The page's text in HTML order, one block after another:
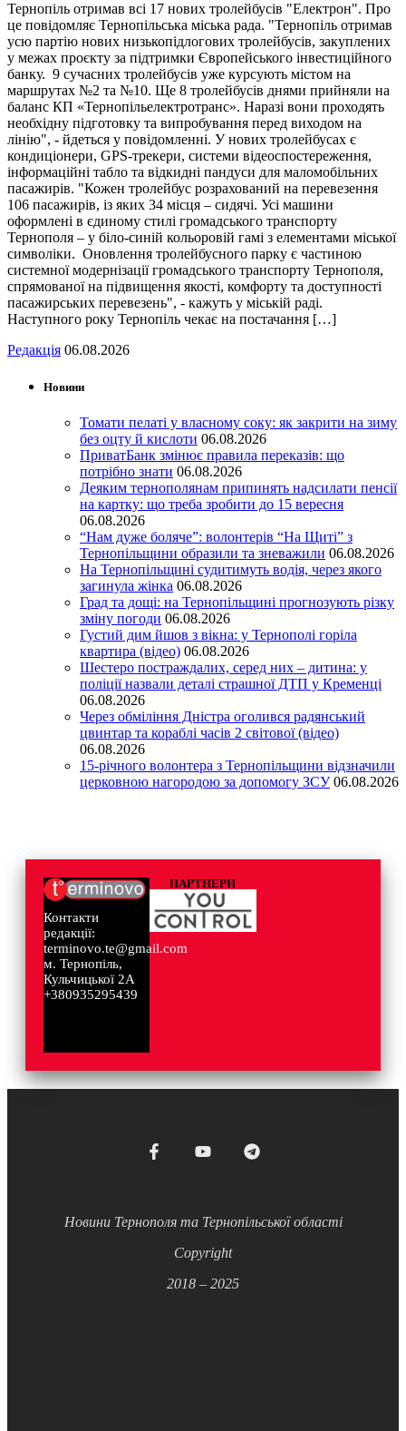
Тернопіль отримав всі 17 нових тролейбусів "Електрон". Про
це повідомляє Тернопільська міська рада. "Тернопіль отримав
усю партію нових низькопідлогових тролейбусів, закуплених
у межах проєкту за підтримки Європейського інвестиційного
банку. 9 сучасних тролейбусів уже курсують містом на
маршрутах №2 та №10. Ще 8 тролейбусів днями прийняли на
баланс КП «Тернопільелектротранс». Наразі вони проходять
необхідну підготовку та випробування перед виходом на
лінію", - йдеться у повідомленні. У нових тролейбусах є
кондиціонери, GPS-трекери, системи відеоспостереження,
інформаційні табло та відкидні пандуси для маломобільних
пасажирів. "Кожен тролейбус розрахований на перевезення
106 пасажирів, із яких 34 місця – сидячі. Усі машини
оформлені в єдиному стилі громадського транспорту
Тернополя – у біло-синій кольоровій гамі з елементами міської
символіки. Оновлення тролейбусного парку є частиною
системної модернізації громадського транспорту Тернополя,
спрямованої на підвищення якості, комфорту та доступності
пасажирських перевезень", - кажуть у міській раді.
Наступного року Тернопіль чекає на постачання […]
Редакція 06.08.2026
Новини
Томати пелаті у власному соку: як закрити на зиму
без оцту й кислоти 06.08.2026
ПриватБанк змінює правила переказів: що
потрібно знати 06.08.2026
Деяким тернополянам припинять надсилати пенсії
на картку: що треба зробити до 15 вересня
06.08.2026
“Нам дуже боляче”: волонтерів “На Щиті” з
Тернопільщини образили та зневажили 06.08.2026
На Тернопільщині судитимуть водія, через якого
загинула жінка 06.08.2026
Град та дощі: на Тернопільщині прогнозують різку
зміну погоди 06.08.2026
Густий дим йшов з вікна: у Тернополі горіла
квартира (відео) 06.08.2026
Шестеро постраждалих, серед них – дитина: у
поліції назвали деталі страшної ДТП у Кременці
06.08.2026
Через обміління Дністра оголився радянський
цвинтар та кораблі часів 2 світової (відео)
06.08.2026
15-річного волонтера з Тернопільщини відзначили
церковною нагородою за допомогу ЗСУ 06.08.2026
Контакти
редакції:
terminovo.te@gmail.com
м. Тернопіль,
Кульчицької 2А
+380935295439
ПАРТНЕРИ
Новини Тернополя та Тернопільської області
Copyright
2018 – 2025